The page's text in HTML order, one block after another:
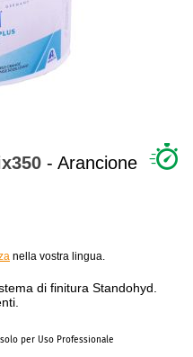
- Arancione
nella vostra lingua.
di finitura Standohyd.
per Uso Professionale